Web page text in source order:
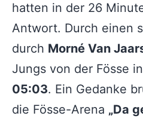
hatten in der 26
Antwort. Durch einen
durch Morné Van
Jungs von der Fösse
05:03. Ein Gedanke
die Fösse-Arena „Da